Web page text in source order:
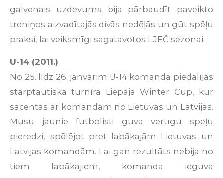
galvenais uzdevums bija pārbaudīt paveikto
treniņos aizvadītajās divās nedēļās un gūt spēļu
praksi, lai veiksmīgi sagatavotos LJFČ sezonai.
U-14 (2011.)
No 25. līdz 26. janvārim U-14 komanda piedalījās
starptautiskā turnīrā Liepāja Winter Cup, kur
sacentās ar komandām no Lietuvas un Latvijas.
Mūsu jaunie futbolisti guva vērtīgu spēļu
pieredzi, spēlējot pret labākajām Lietuvas un
Latvijas komandām. Lai gan rezultāts nebija no
tiem labākajiem, komanda ieguva